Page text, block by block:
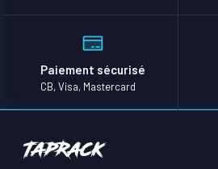
Paiement sécurisé
CB, Visa, Mastercard
TapRack